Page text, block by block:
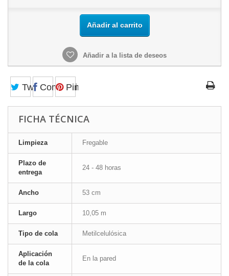
Añadir al carrito
Añadir a la lista de deseos
TweetCompartirPinterest
FICHA TÉCNICA
Limpieza Fregable
Plazo de
entrega
24 - 48 horas
Ancho 53 cm
Largo 10,05 m
Tipo de cola Metilcelulósica
Aplicación
de la cola
En la pared